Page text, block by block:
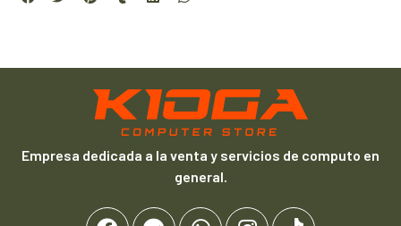
Empresa dedicada a la venta y servicios de computo en
general.